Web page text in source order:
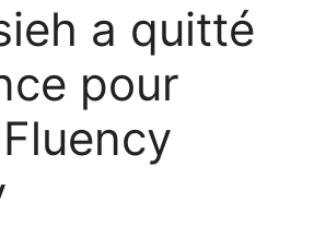
a quitté
pour